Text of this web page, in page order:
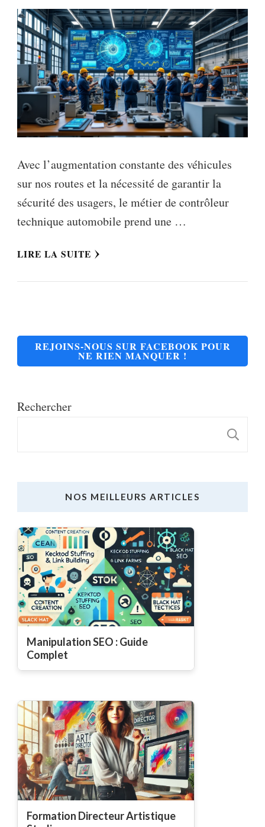
Avec l’augmentation constante des véhicules
sur nos routes et la nécessité de garantir la
sécurité des usagers, le métier de contrôleur
technique automobile prend une …
LIRE LA SUITE
REJOINS-NOUS SUR FACEBOOK POUR
NE RIEN MANQUER !
Rechercher
NOS MEILLEURS ARTICLES
Manipulation SEO : Guide
Complet
Formation Directeur Artistique